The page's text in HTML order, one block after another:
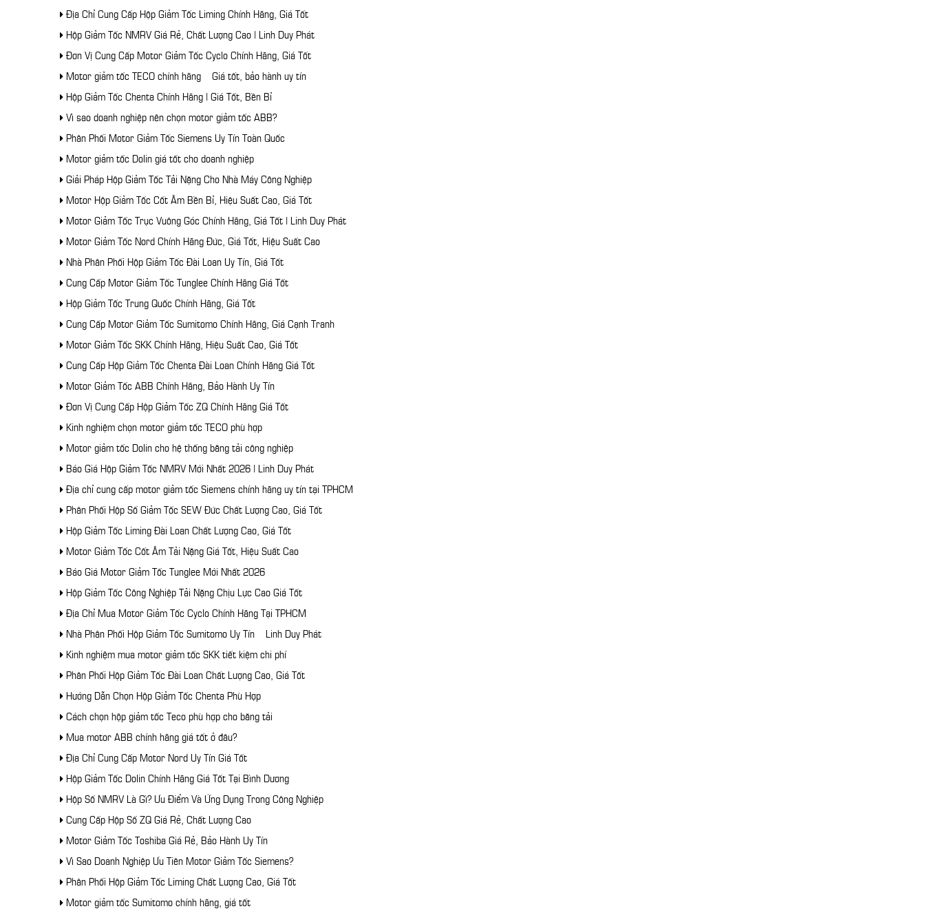
Địa Chỉ Cung Cấp Hộp Giảm Tốc Liming Chính Hãng, Giá Tốt
Hộp Giảm Tốc NMRV Giá Rẻ, Chất Lượng Cao | Linh Duy Phát
Đơn Vị Cung Cấp Motor Giảm Tốc Cyclo Chính Hãng, Giá Tốt
Motor giảm tốc TECO chính hãng – Giá tốt, bảo hành uy tín
Hộp Giảm Tốc Chenta Chính Hãng | Giá Tốt, Bền Bỉ
Vì sao doanh nghiệp nên chọn motor giảm tốc ABB?
Phân Phối Motor Giảm Tốc Siemens Uy Tín Toàn Quốc
Motor giảm tốc Dolin giá tốt cho doanh nghiệp
Giải Pháp Hộp Giảm Tốc Tải Nặng Cho Nhà Máy Công Nghiệp
Motor Hộp Giảm Tốc Cốt Âm Bền Bỉ, Hiệu Suất Cao, Giá Tốt
Motor Giảm Tốc Trục Vuông Góc Chính Hãng, Giá Tốt | Linh Duy Phát
Motor Giảm Tốc Nord Chính Hãng Đức, Giá Tốt, Hiệu Suất Cao
Nhà Phân Phối Hộp Giảm Tốc Đài Loan Uy Tín, Giá Tốt
Cung Cấp Motor Giảm Tốc Tunglee Chính Hãng Giá Tốt
Hộp Giảm Tốc Trung Quốc Chính Hãng, Giá Tốt
Cung Cấp Motor Giảm Tốc Sumitomo Chính Hãng, Giá Cạnh Tranh
Motor Giảm Tốc SKK Chính Hãng, Hiệu Suất Cao, Giá Tốt
Cung Cấp Hộp Giảm Tốc Chenta Đài Loan Chính Hãng Giá Tốt
Motor Giảm Tốc ABB Chính Hãng, Bảo Hành Uy Tín
Đơn Vị Cung Cấp Hộp Giảm Tốc ZQ Chính Hãng Giá Tốt
Kinh nghiệm chọn motor giảm tốc TECO phù hợp
Motor giảm tốc Dolin cho hệ thống băng tải công nghiệp
Báo Giá Hộp Giảm Tốc NMRV Mới Nhất 2026 | Linh Duy Phát
Địa chỉ cung cấp motor giảm tốc Siemens chính hãng uy tín tại TPHCM
Phân Phối Hộp Số Giảm Tốc SEW Đức Chất Lượng Cao, Giá Tốt
Hộp Giảm Tốc Liming Đài Loan Chất Lượng Cao, Giá Tốt
Motor Giảm Tốc Cốt Âm Tải Nặng Giá Tốt, Hiệu Suất Cao
Báo Giá Motor Giảm Tốc Tunglee Mới Nhất 2026
Hộp Giảm Tốc Công Nghiệp Tải Nặng Chịu Lực Cao Giá Tốt
Địa Chỉ Mua Motor Giảm Tốc Cyclo Chính Hãng Tại TPHCM
Nhà Phân Phối Hộp Giảm Tốc Sumitomo Uy Tín – Linh Duy Phát
Kinh nghiệm mua motor giảm tốc SKK tiết kiệm chi phí
Phân Phối Hộp Giảm Tốc Đài Loan Chất Lượng Cao, Giá Tốt
Hướng Dẫn Chọn Hộp Giảm Tốc Chenta Phù Hợp
Cách chọn hộp giảm tốc Teco phù hợp cho băng tải
Mua motor ABB chính hãng giá tốt ở đâu?
Địa Chỉ Cung Cấp Motor Nord Uy Tín Giá Tốt
Hộp Giảm Tốc Dolin Chính Hãng Giá Tốt Tại Bình Dương
Hộp Số NMRV Là Gì? Ưu Điểm Và Ứng Dụng Trong Công Nghiệp
Cung Cấp Hộp Số ZQ Giá Rẻ, Chất Lượng Cao
Motor Giảm Tốc Toshiba Giá Rẻ, Bảo Hành Uy Tín
Vì Sao Doanh Nghiệp Ưu Tiên Motor Giảm Tốc Siemens?
Phân Phối Hộp Giảm Tốc Liming Chất Lượng Cao, Giá Tốt
Motor giảm tốc Sumitomo chính hãng, giá tốt